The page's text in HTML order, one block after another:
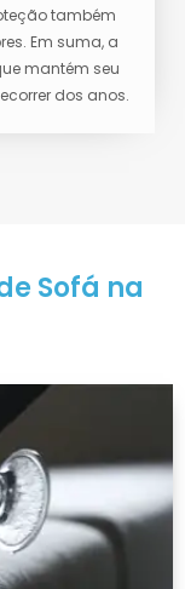
também
Em suma, a
mantém seu
dos anos.
Sofá na